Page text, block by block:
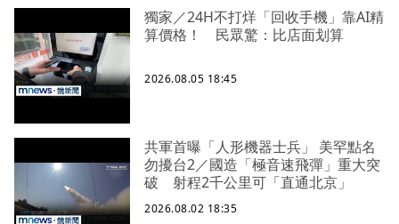
獨家／24H不打烊「回收手機」靠AI精
算價格！ 民眾驚：比店面划算
2026.08.05 18:45
共軍首曝「人形機器士兵」 美罕點名
勿擾台2／國造「極音速飛彈」重大突
破 射程2千公里可「直通北京」
2026.08.02 18:35